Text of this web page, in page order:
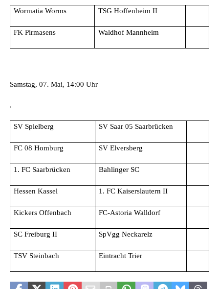
Wormatia Worms TSG Hoffenheim II
FK Pirmasens Waldhof Mannheim
Samstag, 07. Mai, 14:00 Uhr
3
SV Spielberg SV Saar 05 Saarbrücken
FC 08 Homburg SV Elversberg
1. FC Saarbrücken Bahlinger SC
Hessen Kassel 1. FC Kaiserslautern II
Kickers Offenbach FC-Astoria Walldorf
SC Freiburg II SpVgg Neckarelz
TSV Steinbach Eintracht Trier